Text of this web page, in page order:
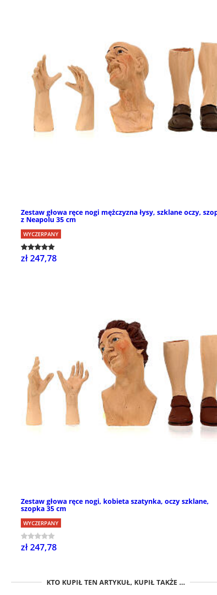
Zestaw głowa ręce nogi mężczyzna łysy, szklane oczy,
z Neapolu 35 cm
WYCZERPANY
zł 247,78
Zestaw głowa ręce nogi, kobieta szatynka, oczy szklane,
szopka 35 cm
WYCZERPANY
zł 247,78
KTO KUPIŁ TEN ARTYKUŁ, KUPIŁ TAKŻE ...